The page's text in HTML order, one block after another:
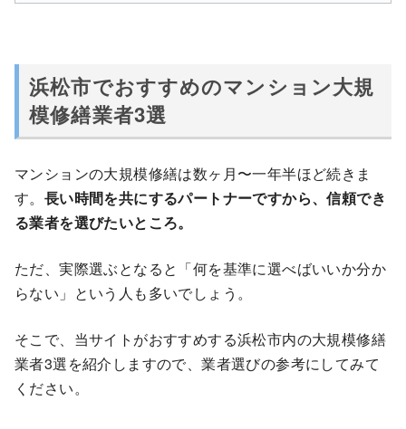
浜松市でおすすめのマンション大規
模修繕業者3選
マンションの大規模修繕は数ヶ月〜一年半ほど続きま
す。 長い時間を共にするパートナーですから、信頼でき
る業者を選びたいところ。
ただ、実際選ぶとなると「何を基準に選べばいいか分か
らない」という人も多いでしょう。
そこで、当サイトがおすすめする浜松市内の大規模修繕
業者3選を紹介しますので、業者選びの参考にしてみて
ください。